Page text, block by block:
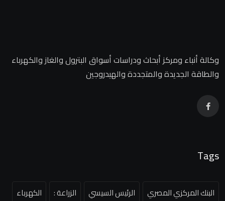
وكالة أنباء ومركز أبحاث ودراسات أسواق البترول والغاز والكهرباء
والطاقة الجديدة والمتجددة والهيدروجين
Tags
البنك المركزي المصري الرئيس السيسي الزراعة :
الكهرباء